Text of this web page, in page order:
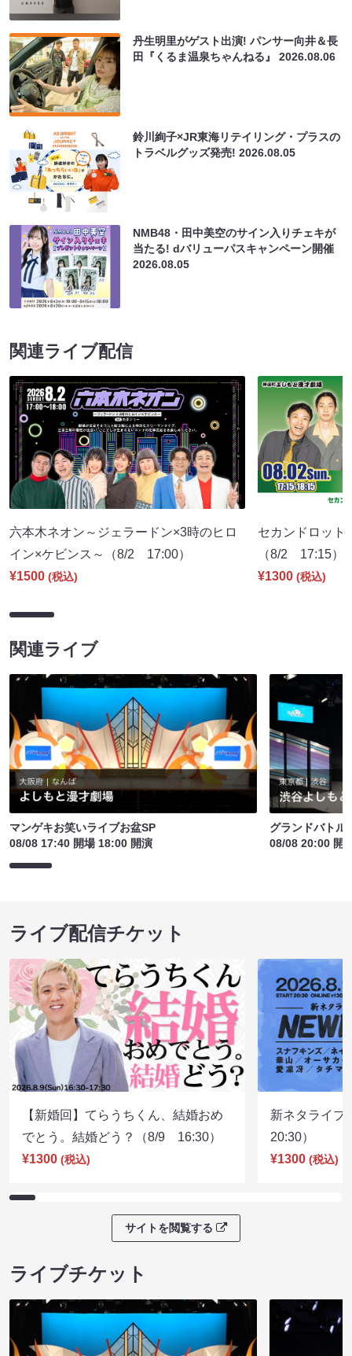
丹生明里がゲスト出演! パンサー向井＆長
田『くるま温泉ちゃんねる』2026.08.06
鈴川絢子×JR東海リテイリング・プラスの
トラベルグッズ発売!2026.08.05
NMB48・田中美空のサイン入りチェキが
当たる! dバリューパスキャンペーン開催
2026.08.05
関連ライブ配信
六本木ネオン～ジェラードン×3時のヒロ
イン×ケビンス～（8/2 17:00）
¥1500 (税込)
セカンドロット
（8/2 17:15）
¥1300 (税込)
関連ライブ
マンゲキお笑いライブお盆SP
08/08 17:40 開場 18:00 開演
グランドバトル
08/08 20:00 開
ライブ配信チケット
【新婚回】てらうちくん、結婚おめ
でとう。結婚どう？（8/9 16:30）
¥1300 (税込)
新ネタライ
20:30）
¥1300 (税込)
サイトを閲覧する
ライブチケット